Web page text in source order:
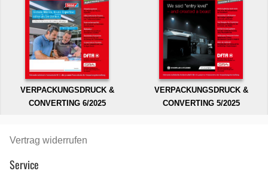
VERPACKUNGSDRUCK &
CONVERTING 6/2025
VERPACKUNGSDRUCK &
CONVERTING 5/2025
Vertrag widerrufen
Service